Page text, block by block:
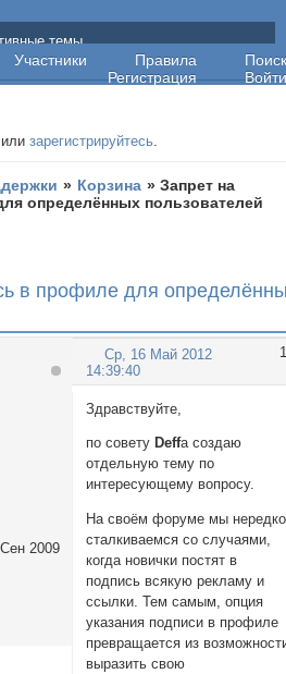
форум поддержки
Участники Правила
Поиск
Регистрация
Войти
темы
илизарегистрируйтесь.
» Корзина »Запрет на
определённых пользователей
в профиле для
1
Ср, 16 Май 2012
14:39:40
2009
Здравствуйте,
по совету Deffа создаю
отдельную тему по
интересующему вопросу.
На своём форуме мы нередко
сталкиваемся со случаями,
когда новички постят в
подпись всякую рекламу и
ссылки. Тем самым, опция
указания подписи в профиле
превращается из
выразить свою